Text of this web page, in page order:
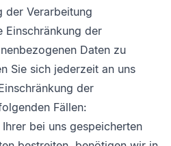
der Verarbeitung
Einschränkung der
Daten zu
Sie sich jederzeit an uns
der
Fällen:
bei uns gespeicherten